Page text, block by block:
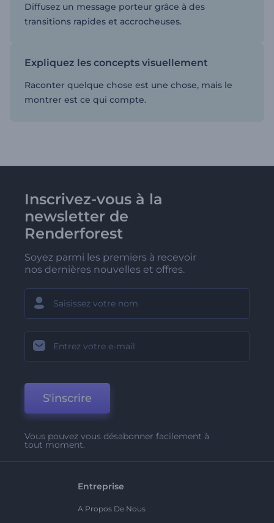
Diffusez un message porteur grâce à des
transitions rapides et accrocheuses.
Expliquez les concepts visuellement
Raconter quelque chose est une chose, mais le
montrer est ce qui compte.
Inscrivez-vous à la
newsletter de
Renderforest
Soyez parmi les premiers à recevoir
nos dernières nouvelles et offres.
S'inscrire
Vous pouvez vous désabonner facilement à
tout moment.
Entreprise
A Propos De Nous